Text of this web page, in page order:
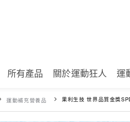
所有產品 關於運動狂人 運
運動補充營養品 果利生技 世界品質金獎SPD高